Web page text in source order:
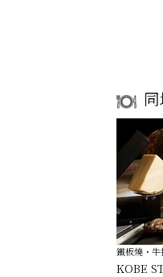
鐵板燒・牛
KOBE